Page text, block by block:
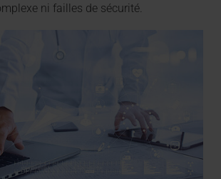
ni failles de sécurité.